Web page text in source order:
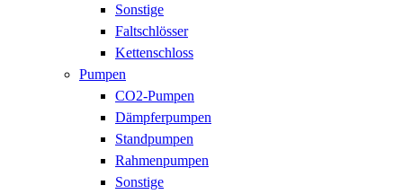
Sonstige
Faltschlösser
Kettenschloss
Pumpen
CO2-Pumpen
Dämpferpumpen
Standpumpen
Rahmenpumpen
Sonstige